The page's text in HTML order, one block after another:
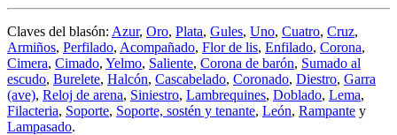
Claves del blasón: Azur, Oro, Plata, Gules, Uno, Cuatro, Cruz,
Armiños, Perfilado, Acompañado, Flor de lis, Enfilado, Corona,
Cimera, Cimado, Yelmo, Saliente, Corona de barón, Sumado al
escudo, Burelete, Halcón, Cascabelado, Coronado, Diestro, Garra
(ave), Reloj de arena, Siniestro, Lambrequines, Doblado, Lema,
Filacteria, Soporte, Soporte, sostén y tenante, León, Rampante y
Lampasado.